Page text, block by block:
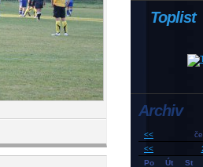
Toplist
Archiv
<<
<<
Po
Út St